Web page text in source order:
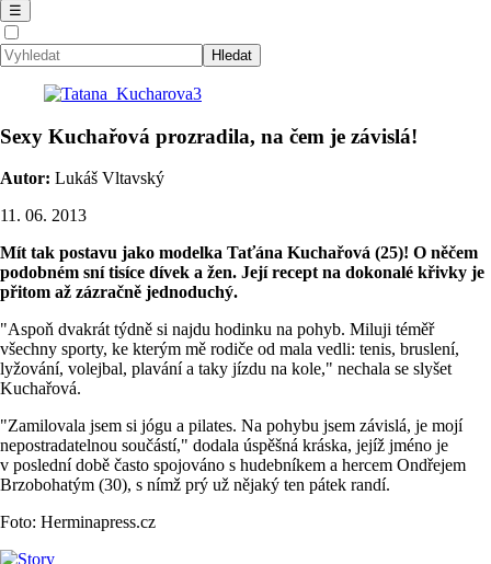
☰
Sexy Kuchařová prozradila, na čem je závislá!
Autor: Lukáš Vltavský
11. 06. 2013
Mít tak postavu jako modelka Taťána Kuchařová (25)! O něčem
podobném sní tisíce dívek a žen. Její recept na dokonalé křivky je
přitom až zázračně jednoduchý.
"Aspoň dvakrát týdně si najdu hodinku na pohyb. Miluji téměř
všechny sporty, ke kterým mě rodiče od mala vedli: tenis, bruslení,
lyžování, volejbal, plavání a taky jízdu na kole," nechala se slyšet
Kuchařová.
"Zamilovala jsem si jógu a pilates. Na pohybu jsem závislá, je mojí
nepostradatelnou součástí," dodala úspěšná kráska, jejíž jméno je
v poslední době často spojováno s hudebníkem a hercem Ondřejem
Brzobohatým (30), s nímž prý už nějaký ten pátek randí.
Foto: Herminapress.cz